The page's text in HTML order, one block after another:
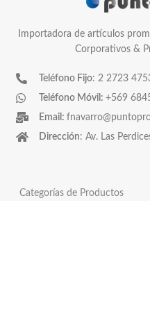
Importadora de artículos
Corporativos &
Teléfono Fijo: 2 2723
Teléfono Móvil: +569
Email:
Dirección: Av. Las
Categorías de Productos